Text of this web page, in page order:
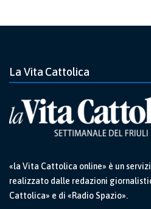
La Vita Cattolica
«la Vita Cattolica online» è un
realizzato dalle redazioni
Cattolica» e di «Radio Spazio».